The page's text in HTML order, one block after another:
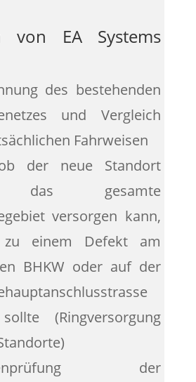
von EA Systems
und Vergleich
Fahrweisen
das gesamte
versorgen kann,
einem Defekt am
BHKW oder auf der
(Ringversorgung